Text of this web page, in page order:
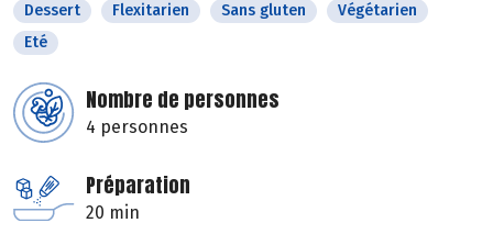
Dessert Flexitarien Sans gluten
Végétarien
Eté
Nombre de personnes
4 personnes
Préparation
20 min